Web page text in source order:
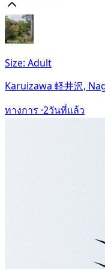
Size: Adult
Karuizawa 軽井沢,
ทางการ ·2วันที่แล้ว